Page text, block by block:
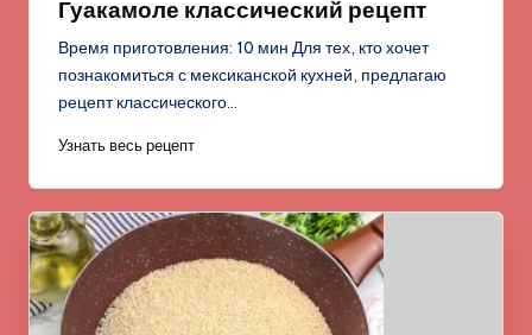
Гуакамоле классический рецепт
Время приготовления: 10 мин Для тех, кто хочет
познакомиться с мексиканской кухней, предлагаю
рецепт классического…
Узнать весь рецепт